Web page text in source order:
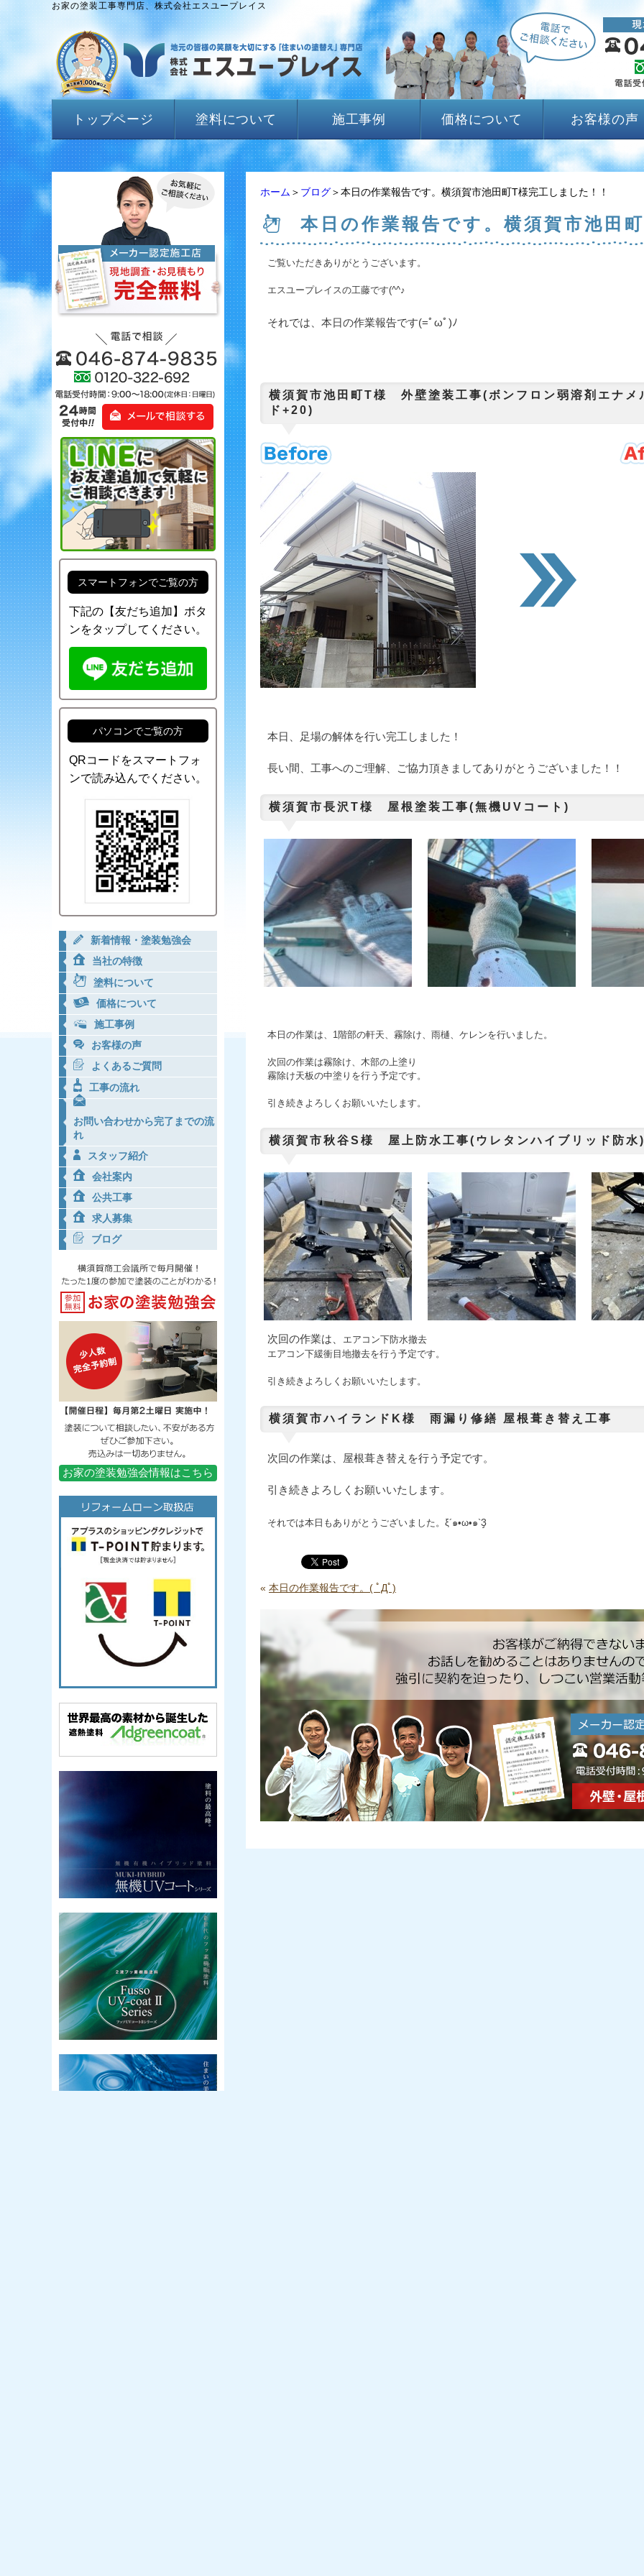
お家の塗装工事専門店、株式会社エスユープレイス
トップページ 塗料について 施工事例 価格について お客様の声
ホーム ＞ ブログ＞本日の作業報告です。横須賀市池田町T様完工しました！！
本日の作業報告です。横須賀市池田
ご覧いただきありがとうございます。
エスユープレイスの工藤です(^^♪
それでは、本日の作業報告です(=ﾟωﾟ)ﾉ
横須賀市池田町T様 外壁塗装工事(ボンフロン弱溶剤エナ
ド+20)
本日、足場の解体を行い完工しました！
長い間、工事へのご理解、ご協力頂きましてありがとうございました！！
横須賀市長沢T様 屋根塗装工事(無機UVコート)
本日の作業は、1階部の軒天、霧除け、雨樋、ケレンを行いました。
次回の作業は霧除け、木部の上塗り
霧除け天板の中塗りを行う予定です。
引き続きよろしくお願いいたします。
横須賀市秋谷S様 屋上防水工事(ウレタンハイブリッド防水
次回の作業は、
エアコン下防水撤去
エアコン下緩衝目地撤去を行う予定です。
引き続きよろしくお願いいたします。
横須賀市ハイランドK様 雨漏り修繕 屋根葺き替え工事
次回の作業は、屋根葺き替えを行う予定です。
引き続きよろしくお願いいたします。
それでは本日もありがとうございました。 ξ´๑•ω•๑`Ҙ
« 本日の作業報告です。( ﾟДﾟ)
スマートフォンでご覧の方
下記の【友だち追加】ボタ
ンをタップしてください。
パソコンでご覧の方
QRコードをスマートフォ
ンで読み込んでください。
新着情報・塗装勉強会
当社の特徴
塗料について
価格について
施工事例
お客様の声
よくあるご質問
工事の流れ
お問い合わせから完了までの流
れ
スタッフ紹介
会社案内
公共工事
求人募集
ブログ
お家の塗装勉強会情報はこちら